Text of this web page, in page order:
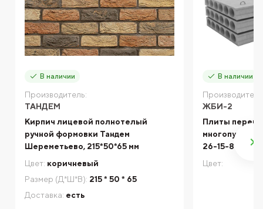
В наличии
Производитель:
ТАНДЕМ
Кирпич лицевой полнотелый
ручной формовки Тандем
Шереметьево, 215*50*65 мм
Цвет: коричневый
Размер (Д*Ш*В): 215 * 50 * 65
Доставка: есть
В наличии
ЖБИ-2
Плиты
26-15-8 АтV
Цвет: